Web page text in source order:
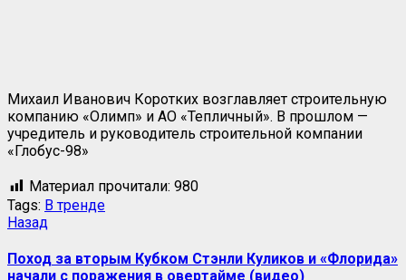
Михаил Иванович Коротких возглавляет строительную
компанию «Олимп» и АО «Тепличный». В прошлом —
учредитель и руководитель строительной компании
«Глобус-98»
Материал прочитали: 980
Tags: В тренде
Навигация
записи
Назад
Поход за вторым Кубком Стэнли Куликов и «Флорида»
начали с поражения в овертайме (видео)